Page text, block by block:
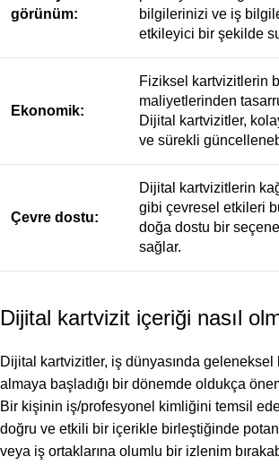
görünüm:
bilgilerinizi ve iş
etkileyici bir şekilde
Ekonomik:
Fiziksel kartvizitlerin
maliyetlerinden
Dijital kartvizitler,
ve sürekli
Çevre dostu:
Dijital kartvizitlerin
gibi çevresel etkileri
doğa dostu bir
sağlar.
Dijital kartvizit içeriği nasıl
Dijital kartvizitler, iş dünyasında
almaya başladığı bir dönemde oldukça
Bir kişinin iş/profesyonel kimliğini temsil
doğru ve etkili bir içerikle birleştiğinde
veya iş ortaklarına olumlu bir izlenim